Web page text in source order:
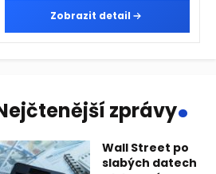
Zobrazit detail
zprávy.
Wall Street po
slabých datech